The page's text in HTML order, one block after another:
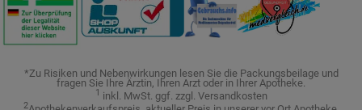
*Zu Risiken und Nebenwirkungen lesen Sie die Packungsbeilage und
fragen Sie Ihre Ärztin, Ihren Arzt oder in Ihrer Apotheke.
1 inkl. MwSt. ggf. zzgl. Versandkosten
2